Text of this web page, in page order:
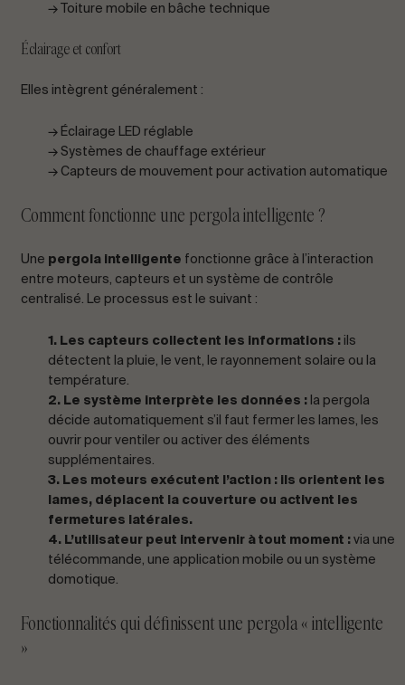
→ Toiture mobile en bâche technique
Éclairage et confort
Elles intègrent généralement :
→ Éclairage LED réglable
→ Systèmes de chauffage extérieur
→ Capteurs de mouvement pour activation automatique
Comment fonctionne une pergola intelligente ?
Une pergola intelligente fonctionne grâce à l’interaction
entre moteurs, capteurs et un système de contrôle
centralisé. Le processus est le suivant :
1. Les capteurs collectent les informations : ils
détectent la pluie, le vent, le rayonnement solaire ou la
température.
2. Le système interprète les données : la pergola
décide automatiquement s’il faut fermer les lames, les
ouvrir pour ventiler ou activer des éléments
supplémentaires.
3. Les moteurs exécutent l’action : ils orientent les
lames, déplacent la couverture ou activent les
fermetures latérales.
4. L’utilisateur peut intervenir à tout moment : via une
télécommande, une application mobile ou un système
domotique.
Fonctionnalités qui définissent une pergola « intelligente
»